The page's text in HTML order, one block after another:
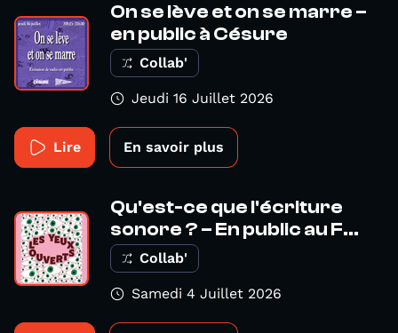
On se lève et on se marre –
en public à Césure
Collab'
Jeudi 16 Juillet 2026
Lire En savoir plus
Qu'est-ce que l'écriture
sonore ? – En public au F...
Collab'
Samedi 4 Juillet 2026